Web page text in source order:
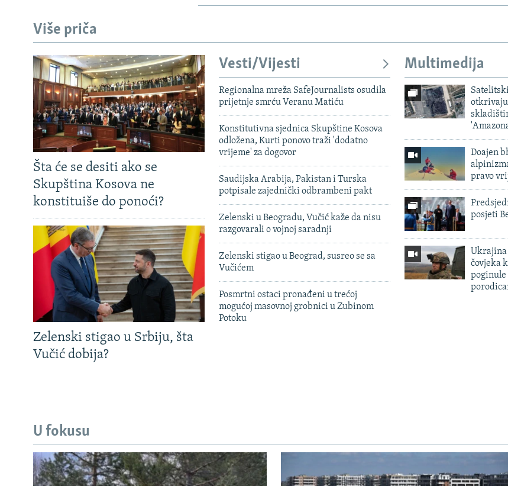
Više priča
Šta će se desiti ako se
Skupština Kosova ne
konstituiše do ponoći?
Zelenski stigao u Srbiju, šta
Vučić dobija?
Vesti/Vijesti
Regionalna mreža SafeJournalists osudila
prijetnje smrću Veranu Matiću
Konstitutivna sjednica Skupštine Kosova
odložena, Kurti ponovo traži 'dodatno
vrijeme' za dogovor
Saudijska Arabija, Pakistan i Turska
potpisale zajednički odbrambeni pakt
Zelenski u Beogradu, Vučić kaže da nisu
razgovarali o vojnoj saradnji
Zelenski stigao u Beograd, susreo se sa
Vučićem
Posmrtni ostaci pronađeni u trećoj
mogućoj masovnoj grobnici u Zubinom
Potoku
Multimedija
otkrivaju
Doajen
pravo
posjeti
Ukrajina
čovjeka
U fokusu